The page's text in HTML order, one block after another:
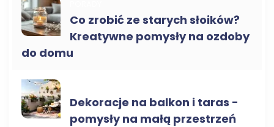
Co zrobić ze starych słoików?
Kreatywne pomysły na ozdoby
do domu
Dekoracje na balkon i taras -
pomysły na małą przestrzeń